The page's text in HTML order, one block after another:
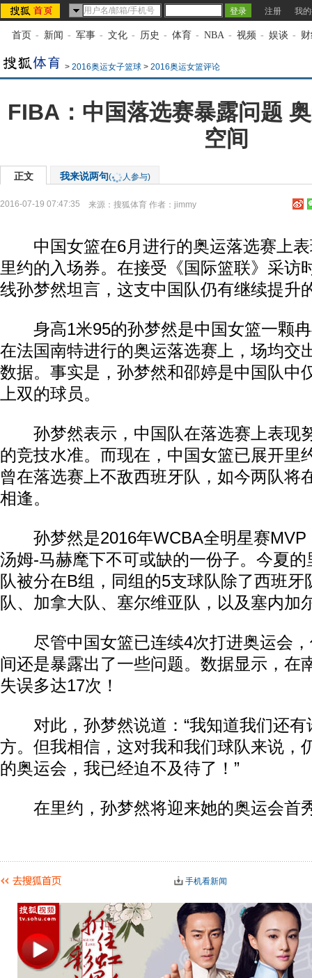
注册 我
首页 - 新闻 - 军事 - 文化 - 历史 - 体育 - NBA - 视频 - 娱谈 -
> 2016奥运女子篮球 > 2016奥运女篮评论
FIBA：中国落选赛暴露问题
空间
正文 我来说两句( 人参与)
2016-07-19 07:47:35 来源： 搜狐体育 作者：jimmy
中国女篮在6月进行的奥运落选赛上表
里约的入场券。在接受《国际篮联》采访
线孙梦然坦言，这支中国队仍有继续提升
身高1米95的孙梦然是中国女篮一颗冉
在法国南特进行的奥运落选赛上，场均交
数据。事实是，孙梦然和邵婷是中国队中
上双的球员。
孙梦然表示，中国队在落选赛上表现
的竞技水准。而现在，中国女篮已展开里
曾在落选赛上不敌西班牙队，如今两队将
相逢。
孙梦然是2016年WCBA全明星赛MVP
汤姆-马赫麾下不可或缺的一份子。今夏
队被分在B组，同组的5支球队除了西班牙
队、加拿大队、塞尔维亚队，以及塞内加
尽管中国女篮已连续4次打进奥运会，
间还是暴露出了一些问题。数据显示，在
失误多达17次！
对此，孙梦然说道：“我知道我们还有
方。但我相信，这对我和我们球队来说，
的奥运会，我已经迫不及待了！”
在里约，孙梦然将迎来她的奥运会首
手机看新闻